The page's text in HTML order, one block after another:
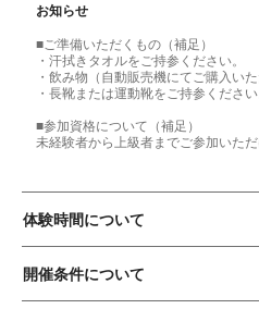
お知らせ
■ご準備いただくもの（補足）
・汗拭きタオルをご持参ください。
・飲み物（自動販売機にてご購入い
・長靴または運動靴をご持参ください
■参加資格について（補足）
未経験者から上級者までご参加いただ
体験時間について
開催条件について